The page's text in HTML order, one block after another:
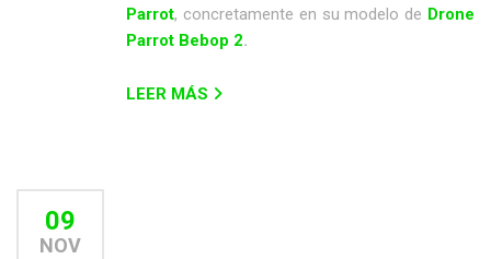
Parrot, concretamente en su modelo de Drone
Parrot Bebop 2.
LEER MÁS
09
NOV